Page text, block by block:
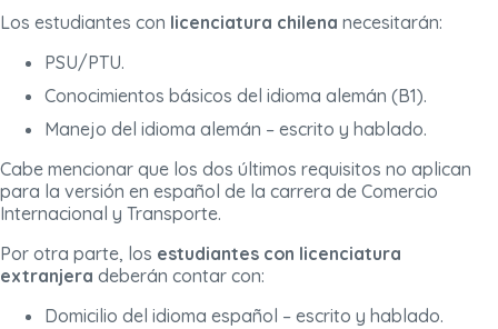
Los estudiantes con licenciatura chilena necesitarán:
PSU/PTU.
Conocimientos básicos del idioma alemán (B1).
Manejo del idioma alemán – escrito y hablado.
Cabe mencionar que los dos últimos requisitos no aplican
para la versión en español de la carrera de Comercio
Internacional y Transporte.
Por otra parte, los estudiantes con licenciatura
extranjera deberán contar con:
Domicilio del idioma español – escrito y hablado.